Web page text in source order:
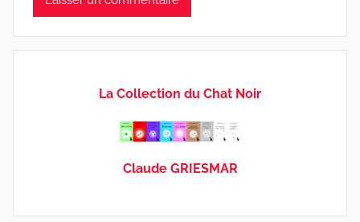
La Collection du Chat Noir
Claude GRIESMAR